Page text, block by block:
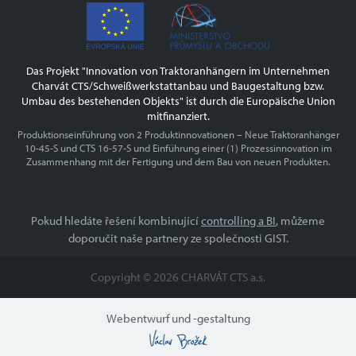
Das Projekt "Innovation von Traktoranhängern im Unternehmen
Charvát CTS/Schweißwerkstattanbau und Baugestaltung bzw.
Umbau des bestehenden Objekts" ist durch die Europäische Union
mitfinanziert.
Produktionseinführung von 2 Produktinnovationen – Neue Traktoranhänger
10-45-S und CTS 16-57-S und Einführung einer (1) Prozessinnovation im
Zusammenhang mit der Fertigung und dem Bau von neuen Produkten.
Pokud hledáte řešení kombinujícícontrolling a BI, můžeme
doporučit naše partnery ze společnosti GIST.
Copyright © 2026 CHARVÁT CTS a.s.
Webentwurf und -gestaltung